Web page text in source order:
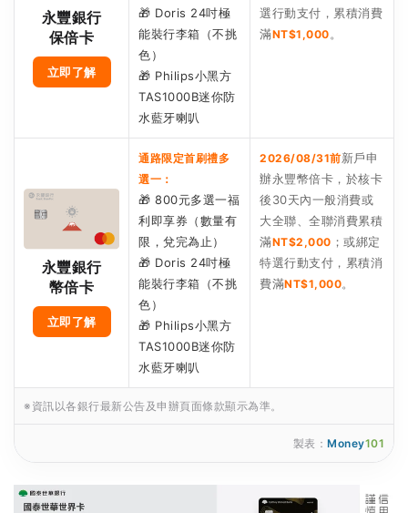
永豐銀行
保倍卡
立即了解
🎁 Doris 24吋極
能裝行李箱（不挑
色）
🎁 Philips小黑方
TAS1000B迷你防
水藍牙喇叭
選行動支付，累積消費
滿NT$1,000 。
永豐銀行
幣倍卡
立即了解
通路限定首刷禮多
選一：
🎁 800元多選一福
利即享券（數量有
限，兌完為止）
🎁 Doris 24吋極
能裝行李箱（不挑
色）
🎁 Philips小黑方
TAS1000B迷你防
水藍牙喇叭
2026/08/31前新戶申
辦永豐幣倍卡，於核卡
後30天內一般消費或
大全聯、全聯消費累積
滿NT$2,000 ；或綁定
特選行動支付，累積消
費滿NT$1,000。
※資訊以各銀行最新公告及申辦頁面條款顯示為準。
製表： Money101